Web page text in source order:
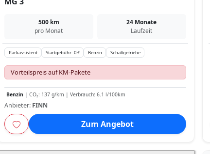
500 km
pro Monat
24 Monate
Laufzeit
Parkassistent Startgebühr: 0 € Benzin Schaltgetriebe
Vorteilspreis auf KM-Pakete
Benzin | CO₂: 137 g/km | Verbrauch: 6.1 l/100km
Anbieter: FINN
Zum Angebot